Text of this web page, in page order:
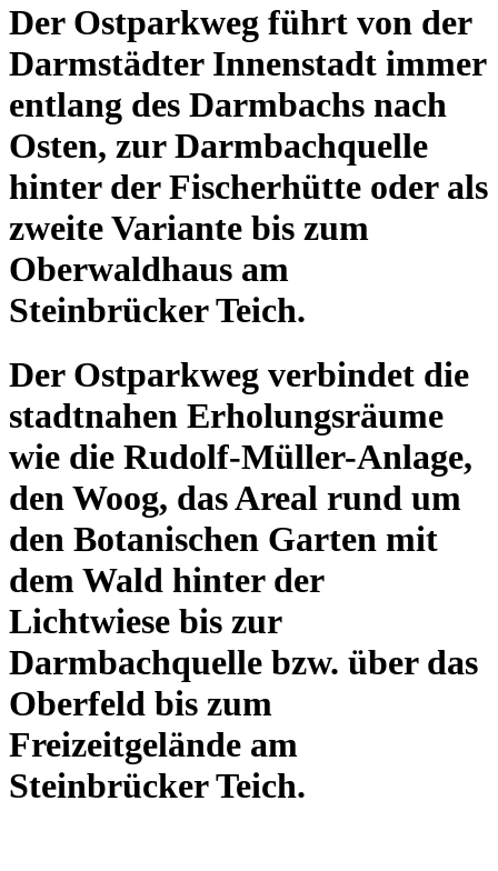
Der Ostparkweg führt von der
Darmstädter Innenstadt immer
entlang des Darmbachs nach
Osten, zur Darmbachquelle
hinter der Fischerhütte oder als
zweite Variante bis zum
Oberwaldhaus am
Steinbrücker Teich.
Der Ostparkweg verbindet die
stadtnahen Erholungsräume
wie die Rudolf-Müller-Anlage,
den Woog, das Areal rund um
den Botanischen Garten mit
dem Wald hinter der
Lichtwiese bis zur
Darmbachquelle bzw. über das
Oberfeld bis zum
Freizeitgelände am
Steinbrücker Teich.